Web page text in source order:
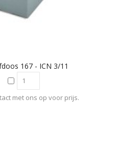
167 - ICN 3/11
met ons op voor prijs.